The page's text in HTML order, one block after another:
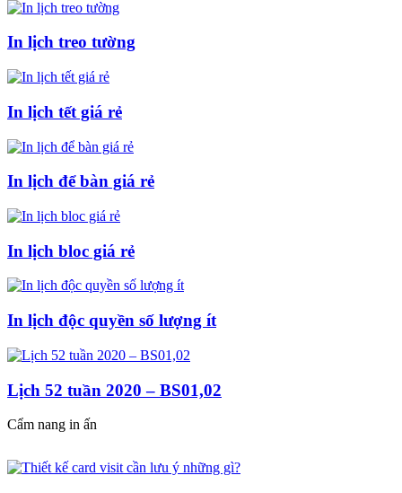
In lịch treo tường
In lịch tết giá rẻ
In lịch để bàn giá rẻ
In lịch bloc giá rẻ
In lịch độc quyền số lượng ít
Lịch 52 tuần 2020 – BS01,02
Cẩm nang in ấn